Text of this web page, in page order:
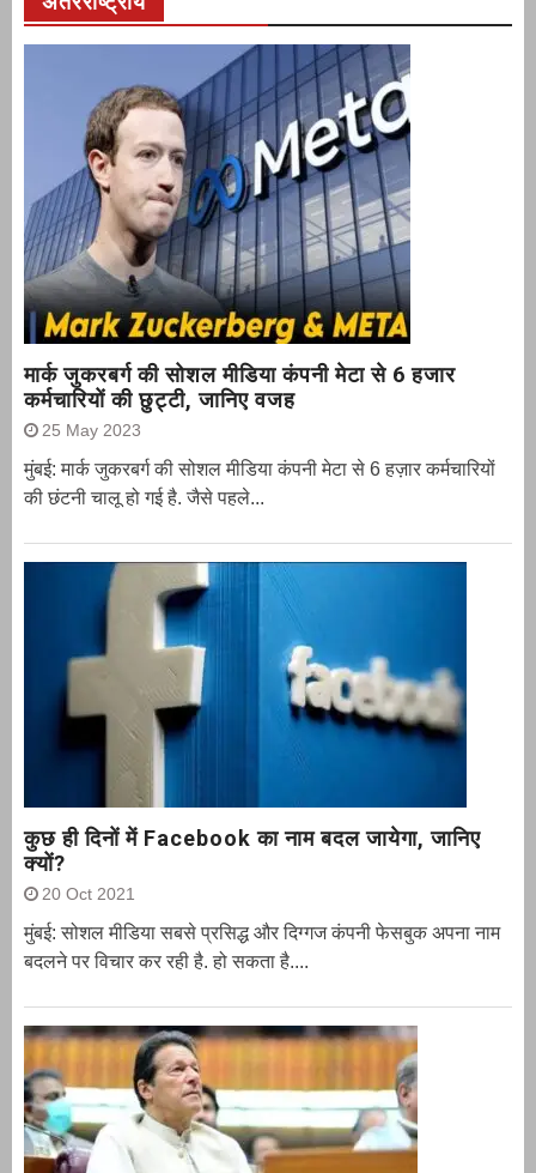
मार्क जुकरबर्ग की सोशल मीडिया कंपनी मेटा से 6 हजार
कर्मचारियों की छुट्टी, जानिए वजह
25 May 2023
मुंबई: मार्क जुकरबर्ग की सोशल मीडिया कंपनी मेटा से 6 हज़ार कर्मचारियों
की छंटनी चालू हो गई है. जैसे पहले...
कुछ ही दिनों में Facebook का नाम बदल जायेगा, जानिए
क्यों?
20 Oct 2021
मुंबई: सोशल मीडिया सबसे प्रसिद्ध और दिग्गज कंपनी फेसबुक अपना नाम
बदलने पर विचार कर रही है. हो सकता है....